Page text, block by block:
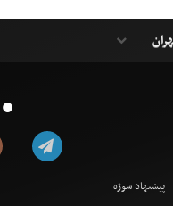
●
پیشنهاد سوژه